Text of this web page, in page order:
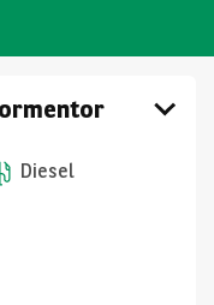
Diesel